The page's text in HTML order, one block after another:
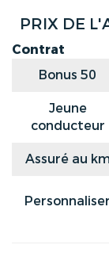
PRIX DE
Contrat
Bonus 50
Jeune
conducteur
Assuré au
Personnaliser